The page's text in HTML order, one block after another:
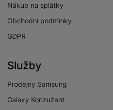
Nákup na splátky
Obchodní podmínky
GDPR
Služby
Prodejny Samsung
Galaxy Konzultant